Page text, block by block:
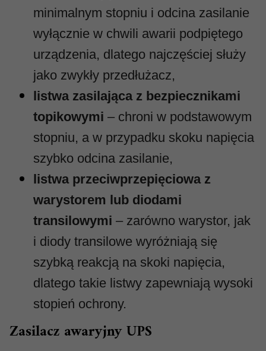
minimalnym stopniu i odcina zasilanie
wyłącznie w chwili awarii podpiętego
urządzenia, dlatego najczęściej służy
jako zwykły przedłużacz,
listwa zasilająca z bezpiecznikami
topikowymi – chroni w podstawowym
stopniu, a w przypadku skoku napięcia
szybko odcina zasilanie,
listwa przeciwprzepięciowa z
warystorem lub diodami
transilowymi – zarówno warystor, jak
i diody transilowe wyróżniają się
szybką reakcją na skoki napięcia,
dlatego takie listwy zapewniają wysoki
stopień ochrony.
Zasilacz awaryjny UPS